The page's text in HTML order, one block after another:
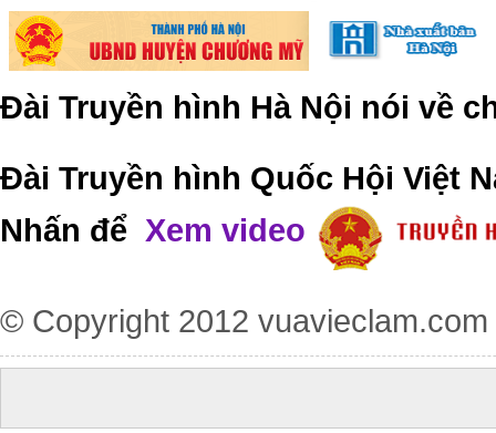
Đài Truyền hình Hà Nội nói về
Đài Truyền hình Quốc Hội Việt
Nhấn để Xem video
© Copyright 2012 vuavieclam.com